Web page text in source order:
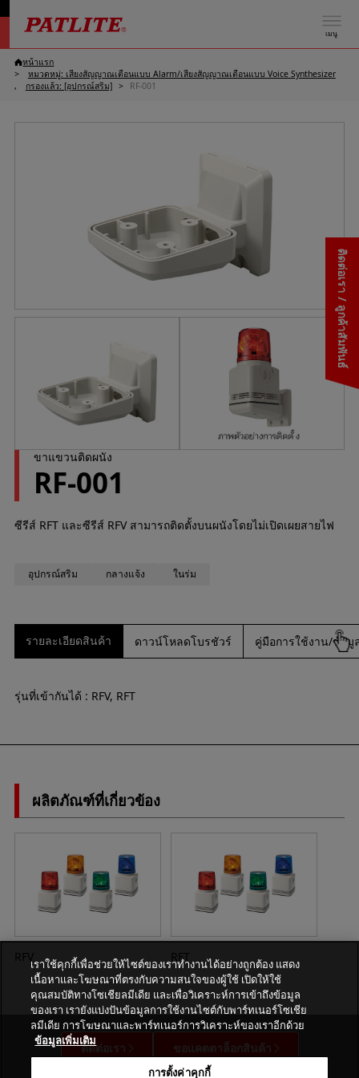
เมนู
ติดต่อเรา / ลูกค้าสัมพันธ์
หน้าแรก
หมวดหมู่: เสียงสัญญาณเตือนแบบ Alarm/เสียงสัญญาณเตือนแบบ Voice Synthesizer
กรองแล้ว: [อุปกรณ์สริม]
RF-001
ขาแขวนติดผนัง
RF-001
ซีรีส์ RFT และซีรีส์ RFV สามารถติดตั้งบนผนังโดยไม่เปิดเผยสายไฟ
อุปกรณ์สริม กลางแจ้ง ในร่ม
รายละเอียดสินค้า ดาวน์โหลดโบรชัวร์ คู่มือการใช้งาน/ข้อมู
รุ่นที่เข้ากันได้ : RFV, RFT
ผลิตภัณฑ์ที่เกี่ยวข้อง
RFV RFT
ติดต่อเรา ขอแคตตาล็อกสินค้า
เราใช้คุกกี้เพื่อช่วยให้ไซต์ของเราทำงานได้อย่างถูกต้อง แสดง
เนื้อหาและโฆษณาที่ตรงกับความสนใจของผู้ใช้ เปิดให้ใช้
คุณสมบัติทางโซเชียลมีเดีย และเพื่อวิเคราะห์การเข้าถึงข้อมูล
ของเรา เรายังแบ่งปันข้อมูลการใช้งานไซต์กับพาร์ทเนอร์โซเชีย
ลมีเดีย การโฆษณาและพาร์ทเนอร์การวิเคราะห์ของเราอีกด้วย
ข้อมูลเพิ่มเติม
การตั้งค่าคุกกี้